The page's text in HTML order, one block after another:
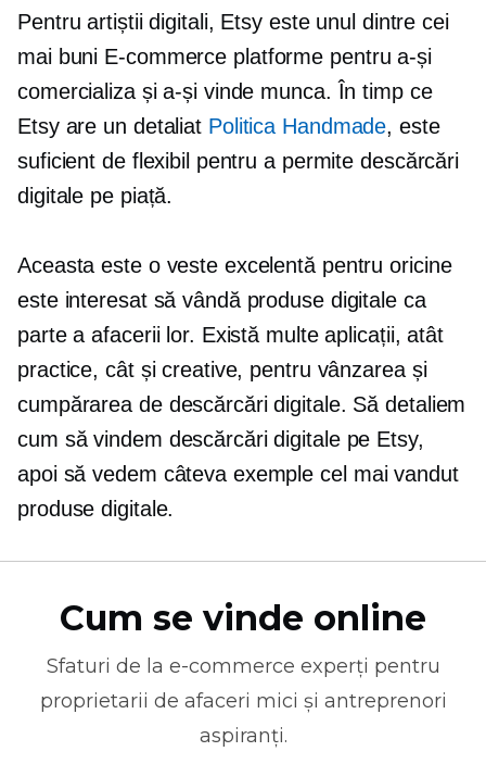
Pentru artiștii digitali, Etsy este unul dintre cei
mai buni E-commerce platforme pentru a-și
comercializa și a-și vinde munca. În timp ce
Etsy are un detaliat Politica Handmade, este
suficient de flexibil pentru a permite descărcări
digitale pe piață.
Aceasta este o veste excelentă pentru oricine
este interesat să vândă produse digitale ca
parte a afacerii lor. Există multe aplicații, atât
practice, cât și creative, pentru vânzarea și
cumpărarea de descărcări digitale. Să detaliem
cum să vindem descărcări digitale pe Etsy,
apoi să vedem câteva exemplecel mai vandut
produse digitale.
Cum se vinde online
Sfaturi de la e-commerce experți pentru
proprietarii de afaceri mici și antreprenori
aspiranți.